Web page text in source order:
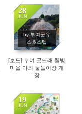
28
JUN
by 부여군유
스호스텔
2432
[보도] 부여 굿뜨래 웰빙
마을 야외 물놀이장 개
장
19
JUN